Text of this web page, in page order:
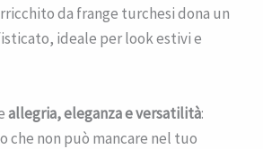
da frange turchesi dona un
ideale per look estivi e
allegria, eleganza e versatilità:
che non può mancare nel tuo